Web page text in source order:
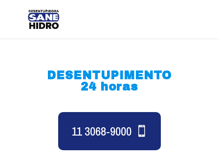
DESENTUPIMENTO
24 horas
11 3068-9000